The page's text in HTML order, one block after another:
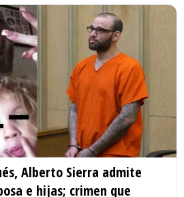
Alberto Sierra admite
e hijas; crimen que